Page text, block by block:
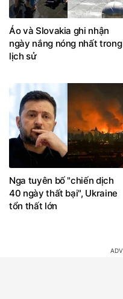
Áo và Slovakia ghi nhận
ngày nắng nóng nhất trong
lịch sử
Nga tuyên bố "chiến dịch
40 ngày thất bại", Ukraine
tổn thất lớn